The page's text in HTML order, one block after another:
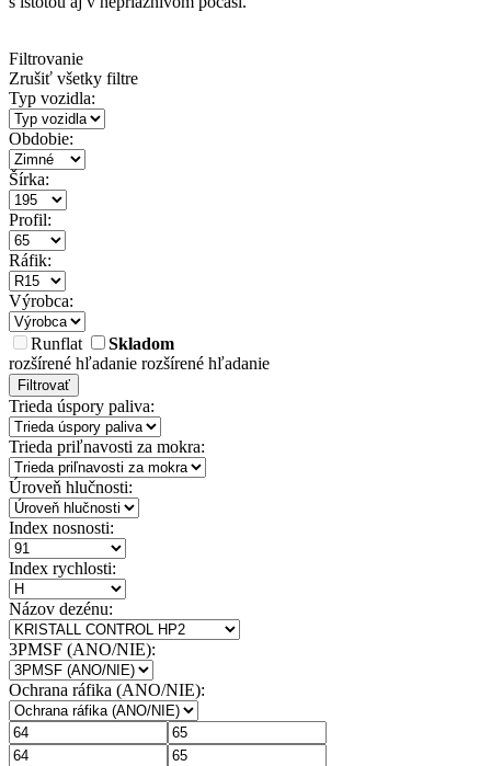
Filtrovanie
Zrušiť všetky filtre
Typ vozidla:
Obdobie:
Šírka:
Profil:
Ráfik:
Výrobca:
Runflat
Skladom
rozšírené hľadanie rozšírené hľadanie
Filtrovať
Trieda úspory paliva:
Trieda priľnavosti za mokra:
Úroveň hlučnosti:
Index nosnosti:
Index rychlosti:
Názov dezénu:
3PMSF (ANO/NIE):
Ochrana ráfika (ANO/NIE):